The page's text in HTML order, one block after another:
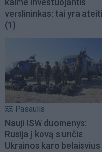
kaime investuojantis
verslininkas: tai yra
(1)
Pasaulis
Nauji ISW duomenys:
Rusija į kovą siunčia
Ukrainos karo belaisvius